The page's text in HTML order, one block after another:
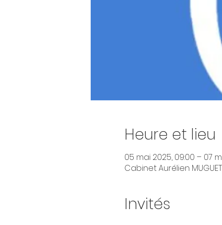
Heure et lieu
05 mai 2025, 09:00 – 07
Cabinet Aurélien
Invités